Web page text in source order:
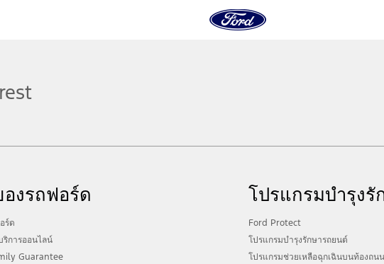
องรถฟอร์ด
ร์ด
การออนไลน์
Guarantee
โปรแกรมบำรุงรั
Ford Protect
โปรแกรมบำรุงรักษารถยนต์
โปรแกรมช่วยเหลือฉุกเฉินบนท้องถนน